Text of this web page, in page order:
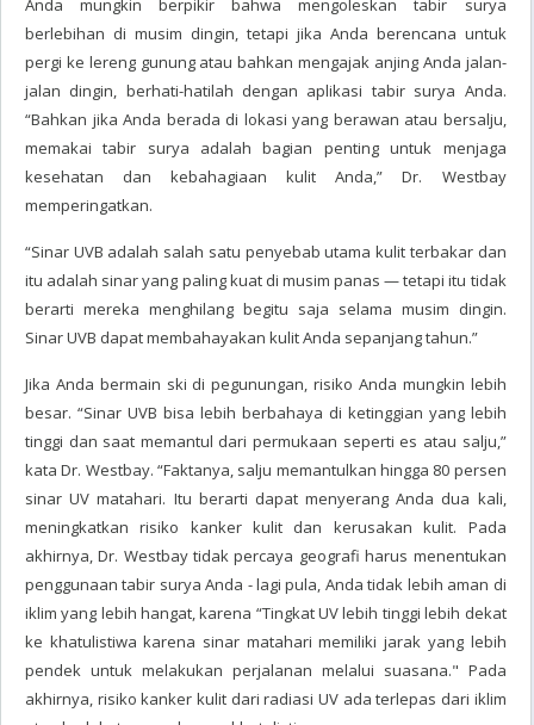
Anda mungkin berpikir bahwa mengoleskan tabir surya
berlebihan di musim dingin, tetapi jika Anda berencana untuk
pergi ke lereng gunung atau bahkan mengajak anjing Anda jalan-
jalan dingin, berhati-hatilah dengan aplikasi tabir surya Anda.
“Bahkan jika Anda berada di lokasi yang berawan atau bersalju,
memakai tabir surya adalah bagian penting untuk menjaga
kesehatan dan kebahagiaan kulit Anda,” Dr. Westbay
memperingatkan.
“Sinar UVB adalah salah satu penyebab utama kulit terbakar dan
itu adalah sinar yang paling kuat di musim panas — tetapi itu tidak
berarti mereka menghilang begitu saja selama musim dingin.
Sinar UVB dapat membahayakan kulit Anda sepanjang tahun.”
Jika Anda bermain ski di pegunungan, risiko Anda mungkin lebih
besar. “Sinar UVB bisa lebih berbahaya di ketinggian yang lebih
tinggi dan saat memantul dari permukaan seperti es atau salju,”
kata Dr. Westbay. “Faktanya, salju memantulkan hingga 80 persen
sinar UV matahari. Itu berarti dapat menyerang Anda dua kali,
meningkatkan risiko kanker kulit dan kerusakan kulit. Pada
akhirnya, Dr. Westbay tidak percaya geografi harus menentukan
penggunaan tabir surya Anda - lagi pula, Anda tidak lebih aman di
iklim yang lebih hangat, karena “Tingkat UV lebih tinggi lebih dekat
ke khatulistiwa karena sinar matahari memiliki jarak yang lebih
pendek untuk melakukan perjalanan melalui suasana." Pada
akhirnya, risiko kanker kulit dari radiasi UV ada terlepas dari iklim